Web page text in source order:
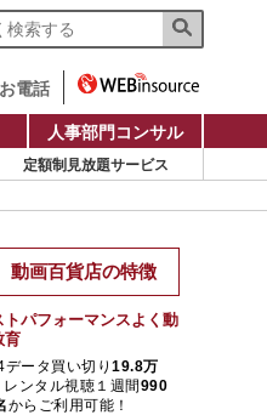
お電話
人事部門コンサル
定額制見放題サービス
動画百貨店の特徴
トパフォーマンスよく動
育
データ買い切り 19.8万
レンタル視聴１週間990
からご利用可能！